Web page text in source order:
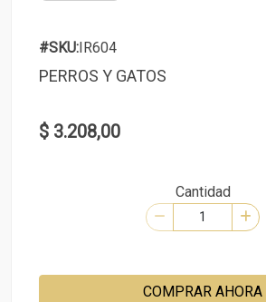
#SKU:IR604
PERROS Y GATOS
$ 3.208,00
Cantidad
COMPRAR AHORA